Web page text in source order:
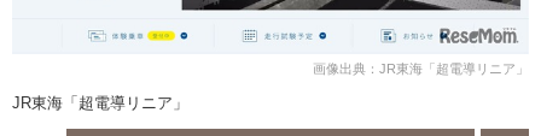
画像出典：JR東海「超電導リニア」
JR東海「超電導リニア」